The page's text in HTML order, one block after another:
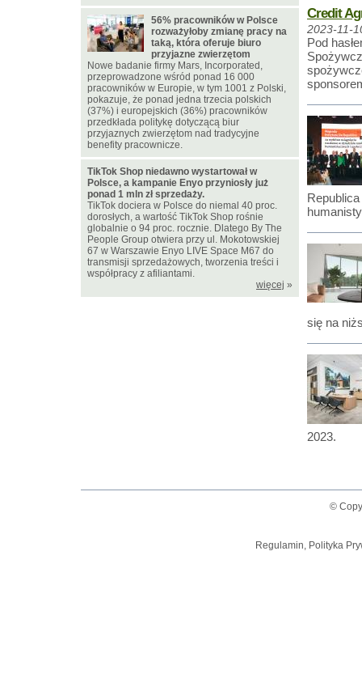
Credit
2023-11-
Pod
się na
2023.
56% pracowników w Polsce
rozważyłoby zmianę pracy na
taką, która oferuje biuro
przyjazne zwierzętom
Nowe badanie firmy Mars, Incorporated,
przeprowadzone wśród ponad 16 000
pracowników w Europie, w tym 1001 z Polski,
pokazuje, że ponad jedna trzecia polskich
(37%) i europejskich (36%) pracowników
przedkłada politykę dotyczącą biur
przyjaznych zwierzętom nad tradycyjne
benefity pracownicze.
TikTok Shop niedawno wystartował w
Polsce, a kampanie Enyo przyniosły już
ponad 1 mln zł sprzedaży.
TikTok dociera w Polsce do niemal 40 proc.
dorosłych, a wartość TikTok Shop rośnie
globalnie o 94 proc. rocznie. Dlatego By The
People Group otwiera przy ul. Mokotowskiej
67 w Warszawie Enyo LIVE Space M67 do
transmisji sprzedażowych, tworzenia treści i
współpracy z afiliantami.
więcej »
©
Regulamin, Polityka